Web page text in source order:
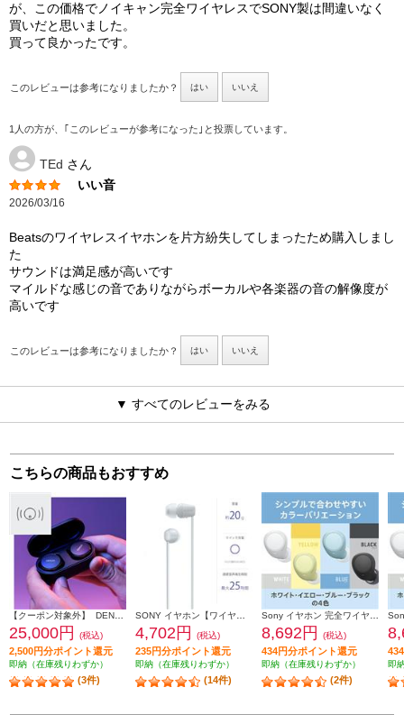
が、この価格でノイキャン完全ワイヤレスでSONY製は間違いなく
買いだと思いました。
買って良かったです。
このレビューは参考になりましたか？ はい いいえ
1人の方が、｢このレビューが参考になった｣と投票しています。
TEd さん
いい音
2026/03/16
Beatsのワイヤレスイヤホンを片方紛失してしまったため購入しまし
た
サウンドは満足感が高いです
マイルドな感じの音でありながらボーカルや各楽器の音の解像度が
高いです
このレビューは参考になりましたか？ はい いいえ
▼ すべてのレビューをみる
こちらの商品もおすすめ
25,000円 (税込)
2,500円分ポイント還元
即納（在庫残りわずか）
(3件)
4,702円 (税込)
235円分ポイント還元
即納（在庫残りわずか）
(14件)
8,692円 (税込)
434円分ポイント還元
即納（在庫残りわずか）
(2件)
即